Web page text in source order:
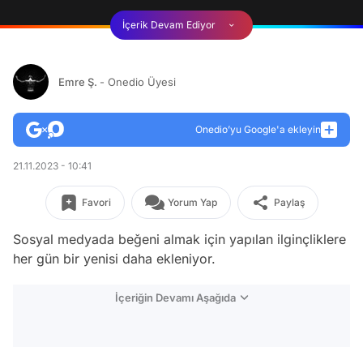
İçerik Devam Ediyor
Emre Ş. - Onedio Üyesi
Onedio’yu Google'a ekleyin
21.11.2023 - 10:41
Favori Yorum Yap Paylaş
Sosyal medyada beğeni almak için yapılan ilginçliklere
her gün bir yenisi daha ekleniyor.
İçeriğin Devamı Aşağıda